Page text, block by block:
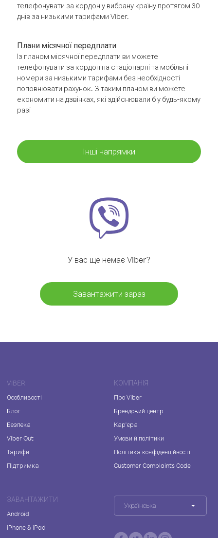
телефонувати за кордон у вибрану країну протягом 30
днів за низькими тарифами Viber.
Плани місячної передплати
Із планом місячної передплати ви можете
телефонувати за кордон на стаціонарні та мобільні
номери за низькими тарифами без необхідності
поповнювати рахунок. З таким планом ви можете
економити на дзвінках, які здійснювали б у будь-якому
разі
Інші напрямки
У вас ще немає Viber?
Завантажити зараз
VIBER
Особливості
Блог
Безпека
Viber Out
Тарифи
Підтримка
КОМПАНІЯ
Про Viber
Брендовий центр
Кар'єра
Умови й політики
Політика конфіденційності
Customer Complaints Code
ЗАВАНТАЖИТИ
Android
iPhone & iPad
Українська